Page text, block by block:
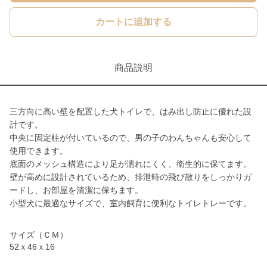
カートに追加する
商品説明
三方向に高い壁を配置した犬トイレで、はみ出し防止に優れた設
計です。
中央に固定柱が付いているので、男の子のわんちゃんも安心して
使用できます。
底面のメッシュ構造により足が濡れにくく、衛生的に保てます。
壁が高めに設計されているため、排泄時の飛び散りをしっかりガ
ードし、お部屋を清潔に保ちます。
小型犬に最適なサイズで、室内飼育に便利なトイレトレーです。
サイズ（ＣＭ）
52ｘ46ｘ16